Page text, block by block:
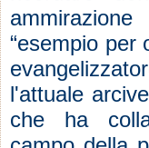
“esempio per
l'attuale
che ha